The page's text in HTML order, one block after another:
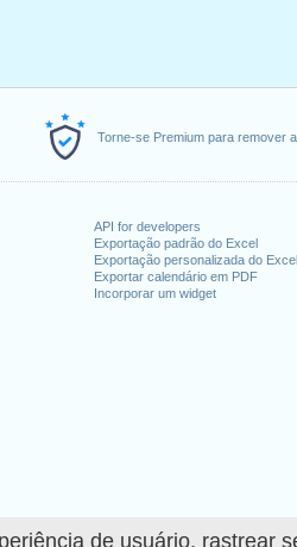
de usuário, rastrear
Torne-se Premium para remover
API for developers
Exportação padrão do Excel
Exportação personalizada do Excel
Exportar calendário em PDF
Incorporar um widget